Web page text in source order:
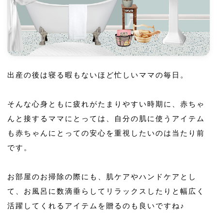
出産の後は寝る暇もないほど忙しいママの毎日。
そんな心身ともに疲れがたまりやすい時期に、赤ちゃ
んと接するママにとっては、自分の肌に使うアイテム
も赤ちゃんにとっての安心を重視したいのは当たり前
です。
お部屋のお掃除の際にも、肌ケアやハンドケアとし
て、お風呂に数滴垂らしてリラックスしたりと幅広く
活躍してくれるアイテムを贈るのも良いですね♪